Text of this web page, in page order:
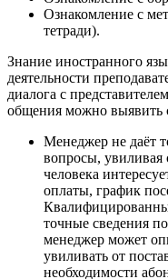
Ознакомление с
тетради).
Знание иностранного
деятельности
диалога с
общения можно выявить
Менеджер не даёт
вопросы, увиливая
человека
оплаты, график
точные сведения
менеджер может
увиливать от
необходимости